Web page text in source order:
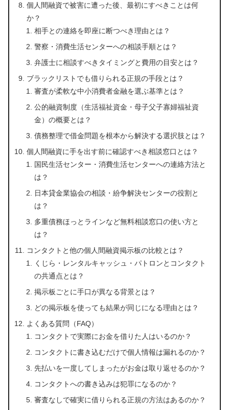
個人間融資で被害に遭った後、最初にすべきことは何
か？
相手との連絡を即座に断つべき理由とは？
警察・消費生活センターへの相談手順とは？
弁護士に相談すべきタイミングと費用の目安とは？
ブラックリストでも借りられる正規の手段とは？
審査が柔軟な中小消費者金融を選ぶ基準とは？
公的融資制度（生活福祉資金・母子父子寡婦福祉資
金）の概要とは？
債務整理で借金問題を根本から解決する選択肢とは？
個人間融資に手を出す前に確認すべき相談窓口とは？
国民生活センター・消費生活センターへの連絡方法と
は？
日本貸金業協会の相談・紛争解決センターの役割と
は？
多重債務ほっとラインなど無料相談窓口の使い方と
は？
コンタクトと他の個人間融資掲示板の比較とは？
くじら・レンタルキャッシュ・パトロンとコンタクト
の共通点とは？
掲示板ごとに手口が異なる背景とは？
どの掲示板を使っても結果が同じになる理由とは？
よくある質問（FAQ）
コンタクトで実際にお金を借りた人はいるのか？
コンタクトに書き込むだけで個人情報は漏れるのか？
先払いを一度してしまったがお金は取り返せるのか？
コンタクトへの書き込みは犯罪になるのか？
審査なしで確実に借りられる正規の方法はあるのか？